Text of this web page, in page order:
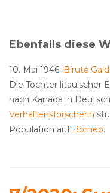
Ebenfalls diese
10. Mai 1946: Birutė
Die Tochter litauischer
nach Kanada in
Verhaltensforscherin
Population auf Borneo.